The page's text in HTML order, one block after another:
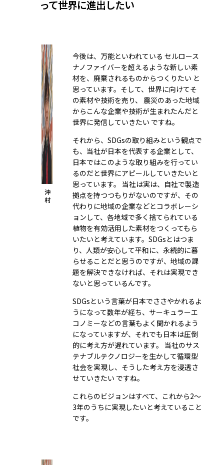
って世界に進出したい
沖
村
今後は、万能といわれている セルロース
ナノファイバーを超えるような新しい素
材を、廃棄されるものからつくりたい と
思っています。そして、世界に向けてそ
の素材や技術を売り、 震災のあった地域
からこんな企業や技術が生まれたんだと
世界に発信していきたい ですね。
それから、SDGsの取り組みという観点で
も、当社が日本を代表する企業として、
日本ではこのような取り組みを行ってい
るのだと世界にアピールしていきたいと
思っています。 当社は実は、自社で製造
拠点を持つつもりがないのですが、その
代わりに地域の企業などとコラボレーシ
ョンして、各地域で多く捨てられている
植物を有効活用した素材をつくってもら
いたいと考えています。SDGsとはつま
り、人類が安心して平和に、永続的に暮
らせることだと思うのですが、地域の課
題を解決できなければ、それは実現でき
ないと思っているんです。
SDGsという言葉が日本でささやかれるよ
うになって数年が経ち、サーキュラーエ
コノミーなどの言葉もよく聞かれるよう
になっていますが、それでも日本は圧倒
的に考え方が遅れています。 当社のサス
テナブルテクノロジーを生かして循環型
社会を実現し、そうした考え方を浸透さ
せていきたい ですね。
これらのビジョンはすべて、これから2～
3年のうちに実現したいと考えていること
です。